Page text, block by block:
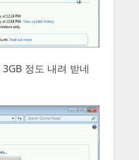
정도 내려 받네